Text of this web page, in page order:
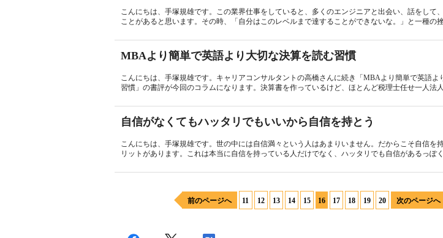
こんにちは、手塚規雄です。この業界仕事をしていると、多くのエンジニアと出会い、話をして
ことがあると思います。その時、「自分はこのレベルまで達することができないな。」と一種の
MBAより簡単で英語より大切な決算を読む習慣
こんにちは、手塚規雄です。キャリアコンサルタントの高橋さんに続き「MBAより簡単で英語よ
習慣」の書評が今回のコラムになります。決算書を作っているけど、ほとんど税理士任せ一人法
自信がなくてもハッタリでもいいから自信を持とう
こんにちは、手塚規雄です。世の中には自信満々という人はあまりいません。だからこそ自信を
リットがあります。これは本当に自信を持っている人だけでなく、ハッタリでも自信があるっぽ
前のページへ 11 12 13 14 15 16 17 18 19 20 次のページへ